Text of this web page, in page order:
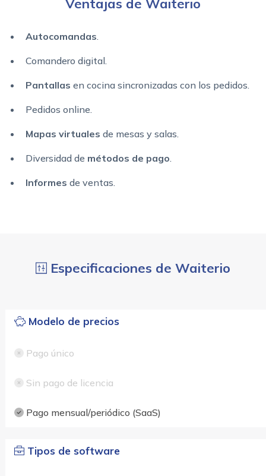
Ventajas de Waiterio
Autocomandas.
Comandero digital.
Pantallas en cocina sincronizadas con los pedidos.
Pedidos online.
Mapas virtuales de mesas y salas.
Diversidad de métodos de pago.
Informes de ventas.
Especificaciones de Waiterio
Modelo de precios
Pago único
Sin pago de licencia
Pago mensual/periódico (SaaS)
Tipos de software